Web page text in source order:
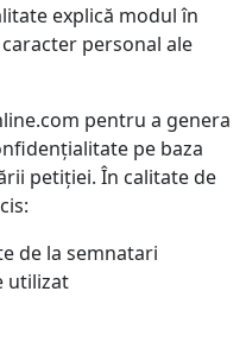
explică modul în
personal ale
pentru a genera
pe baza
petiției. În calitate de
de la semnatari
utilizat